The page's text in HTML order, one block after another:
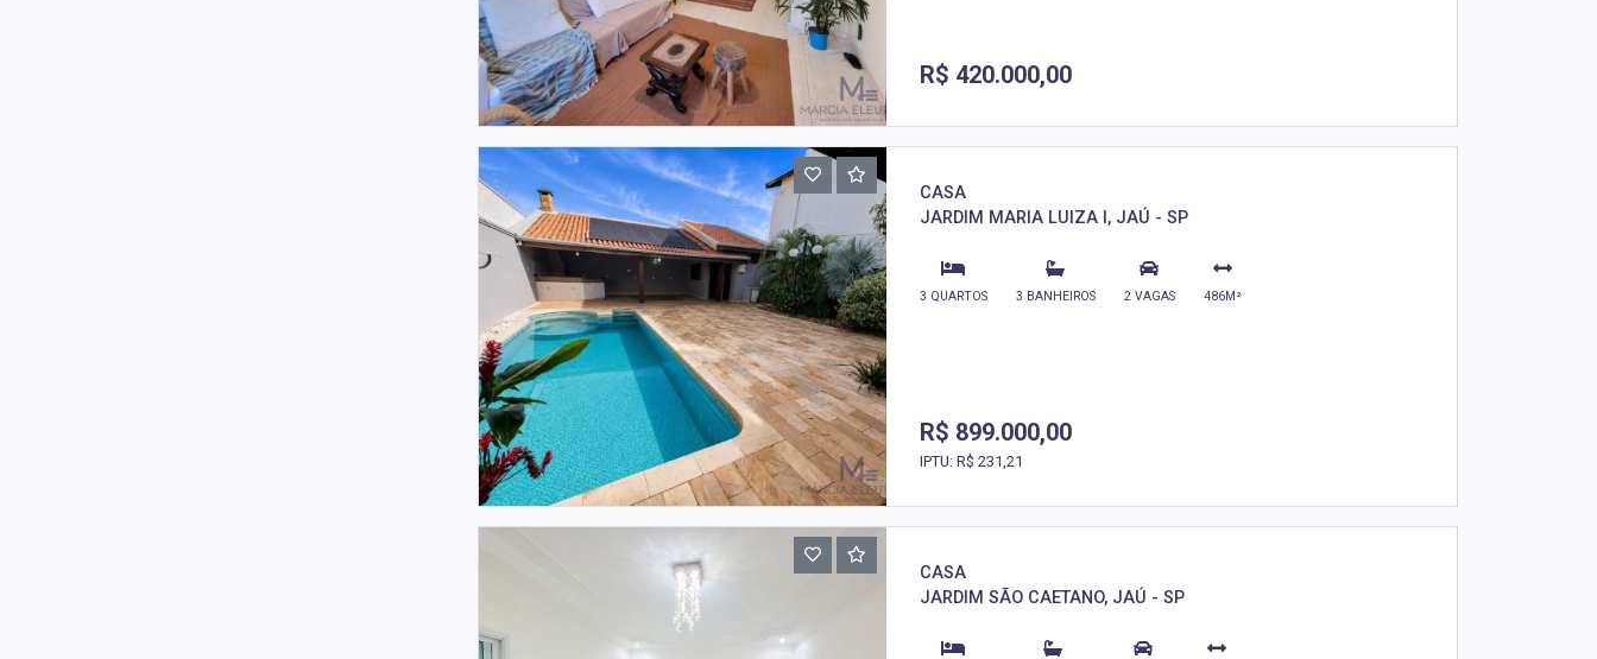
R$ 420.000,00
CASA
JARDIM MARIA LUIZA I, JAÚ - SP
3 QUARTOS 3 BANHEIROS 2 VAGAS 486M²
R$ 899.000,00
IPTU: R$ 231,21
CASA
JARDIM SÃO CAETANO, JAÚ - SP